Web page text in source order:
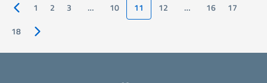
Pagina precedente
1 2 3 … 10 11 12 … 16
17
18
Pagina successiva